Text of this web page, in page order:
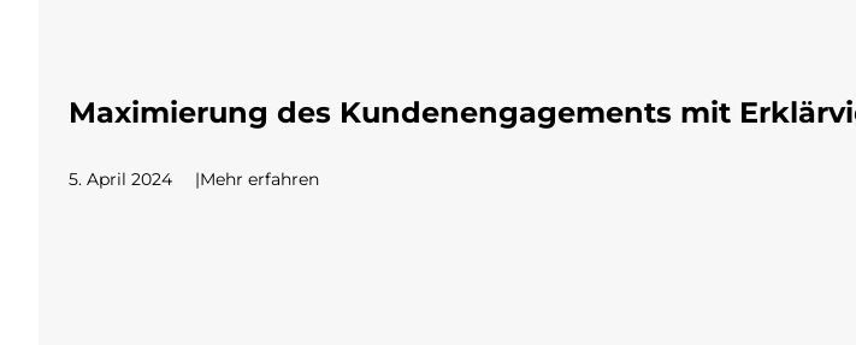
Maximierung des Kundenengagements mit
5. April 2024 Mehr erfahren